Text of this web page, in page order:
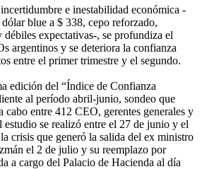
e inestabilidad económica -
blue a $ 338, cepo reforzado,
débiles expectativas-, se profundiza el
argentinos y se deteriora la confianza
entre el primer trimestre y el segundo.
edición del “Índice de Confianza
al período abril-junio, sondeo que
entre 412 CEO, gerentes generales y
estudio se realizó entre el 27 de junio y el
crisis que generó la salida del ex ministro
el 2 de julio y su reemplazo por
a cargo del Palacio de Hacienda al día